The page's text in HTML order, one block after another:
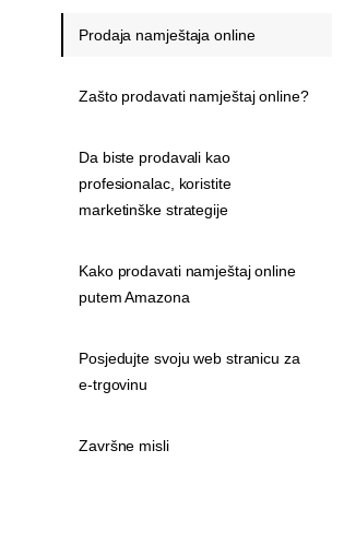
Prodaja namještaja online
Zašto prodavati namještaj online?
Da biste prodavali kao
profesionalac, koristite
marketinške strategije
Kako prodavati namještaj online
putem Amazona
Posjedujte svoju web stranicu za
e-trgovinu
Završne misli